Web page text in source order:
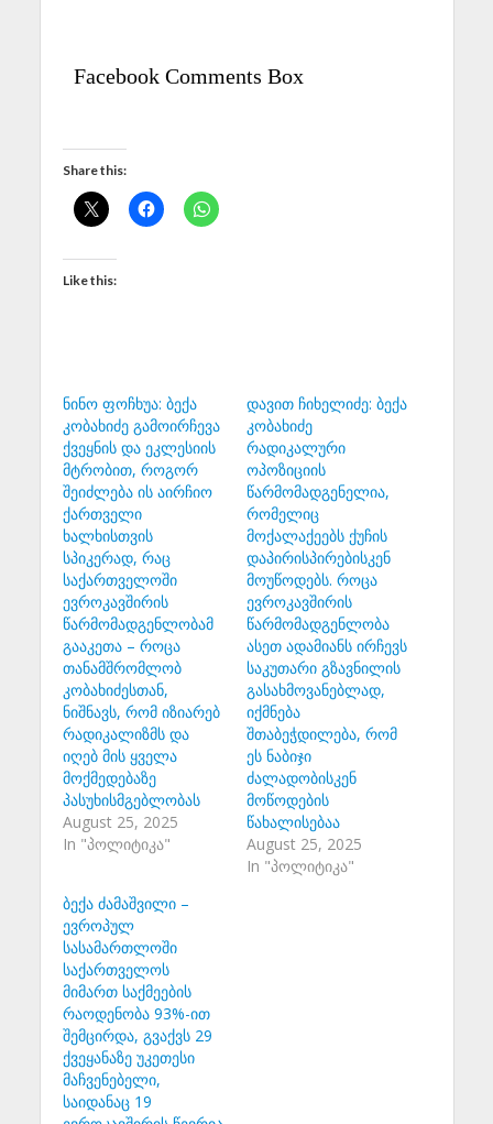
Facebook Comments Box
Share this:
Like this:
ნინო ფოჩხუა: ბექა
კობახიძე გამოირჩევა
ქვეყნის და ეკლესიის
მტრობით, როგორ
შეიძლება ის აირჩიო
ქართველი
ხალხისთვის
სპიკერად, რაც
საქართველოში
ევროკავშირის
წარმომადგენლობამ
გააკეთა – როცა
თანამშრომლობ
კობახიძესთან,
ნიშნავს, რომ იზიარებ
რადიკალიზმს და
იღებ მის ყველა
მოქმედებაზე
პასუხისმგებლობას
August 25, 2025
In "პოლიტიკა"
დავით ჩიხელიძე: ბექა
კობახიძე
რადიკალური
ოპოზიციის
წარმომადგენელია,
რომელიც
მოქალაქეებს ქუჩის
დაპირისპირებისკენ
მოუწოდებს. როცა
ევროკავშირის
წარმომადგენლობა
ასეთ ადამიანს ირჩევს
საკუთარი გზავნილის
გასახმოვანებლად,
იქმნება
შთაბეჭდილება, რომ
ეს ნაბიჯი
ძალადობისკენ
მოწოდების
წახალისებაა
August 25, 2025
In "პოლიტიკა"
ბექა ძამაშვილი –
ევროპულ
სასამართლოში
საქართველოს
მიმართ საქმეების
რაოდენობა 93%-ით
შემცირდა, გვაქვს 29
ქვეყანაზე უკეთესი
მაჩვენებელი,
საიდანაც 19